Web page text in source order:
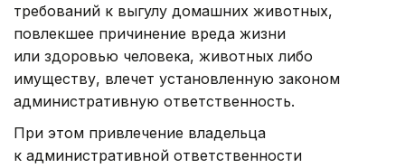
требований к выгулу домашних животных,
повлекшее причинение вреда жизни
или здоровью человека, животных либо
имуществу, влечет установленную законом
административную ответственность.
При этом привлечение владельца
к административной ответственности